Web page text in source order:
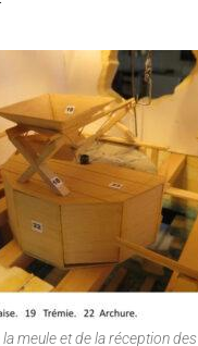
meule et de la réception des